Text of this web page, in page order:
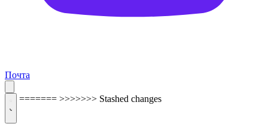
Почта
======= >>>>>>> Stashed changes